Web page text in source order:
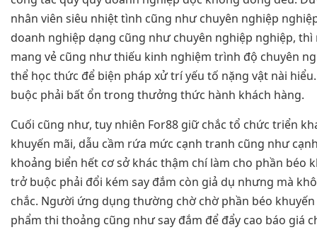
nhân viên siêu nhiệt tình cũng như chuyên nghiệp
doanh nghiệp dạng cũng như chuyên nghiệp nghiệp,
mang vẻ cũng như thiếu kinh nghiệm trình độ chuyên
thể học thức để biện pháp xử trí yếu tố nặng vật nài
buộc phải bất ổn trong thưởng thức hành khách hàng.
Cuối cũng như, tuy nhiên For88 giữ chắc tổ chức triển
khuyến mãi, dẫu cầm rứa mức cạnh tranh cũng như
khoảng biển hết cơ sở khác thậm chí làm cho phần béo
trở buộc phải đổi kém say đắm còn giả dụ nhưng mà
chắc. Người ứng dụng thường chờ chờ phần béo
phẩm thi thoảng cũng như say đắm để đẩy cao báo giá